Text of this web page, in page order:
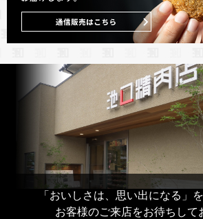
「おいしさは、思い出になる」
お客様のご来店をお待ちして